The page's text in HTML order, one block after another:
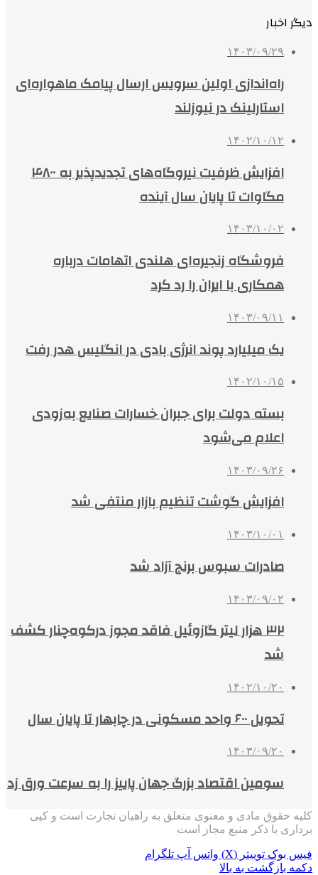
دیگر اخبار
۱۴۰۳/۰۹/۲۹
راه‌اندازی اولین سرویس ارسال پیامک ماهواره‌ای
استارلینک در نیوزلند
۱۴۰۲/۱۰/۱۲
افزایش ظرفیت نیروگاه‌های تجدیدپذیر به ۴۸۰۰
مگاوات تا پایان سال آینده
۱۴۰۳/۱۰/۰۲
فروشگاه زنجیره‌ای هلندی اتهامات درباره
همکاری با ایران را رد کرد
۱۴۰۳/۰۹/۱۱
یک میلیارد پوند انرژی بادی در انگلیس هدر رفت
۱۴۰۲/۱۰/۱۵
بسته دولت برای جبران خسارات صنایع به‌زودی
اعلام می‌شود
۱۴۰۳/۰۹/۲۶
افزایش گوشت تنظیم بازار منتفی شد
۱۴۰۳/۱۰/۰۱
صادرات سبوس برنج آزاد شد
۱۴۰۳/۰۹/۰۲
۳۲ هزار لیتر گازوئیل فاقد مجوز درکوه‌چنار کشف
شد
۱۴۰۲/۱۰/۲۰
تحویل ۶۰۰ واحد مسکونی در چابهار تا پایان سال
۱۴۰۳/۰۹/۲۰
سومین اقتصاد بزرگ جهان پاییز را به سرعت ورق زد
کلیه حقوق مادی و معنوی متعلق به راهیان تجارت است و کپی
برداری با ذکر منبع مجاز است
فیس بوک توییتر (X) واتس آپ تلگرام
دکمه بازگشت به بالا